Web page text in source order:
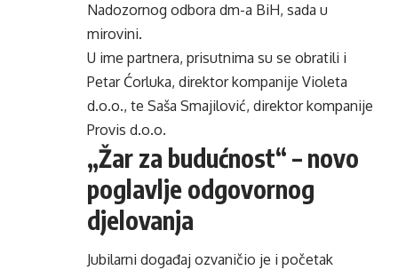
Nadozornog odbora dm-a BiH, sada u
mirovini.
U ime partnera, prisutnima su se obratili i
Petar Ćorluka, direktor kompanije Violeta
d.o.o., te Saša Smajilović, direktor kompanije
Provis d.o.o.
„Žar za budućnost“ – novo
poglavlje odgovornog
djelovanja
Jubilarni događaj ozvaničio je i početak